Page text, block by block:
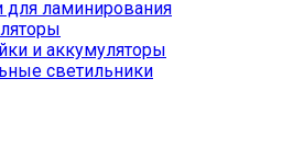
для ламинирования
и аккумуляторы
светильники